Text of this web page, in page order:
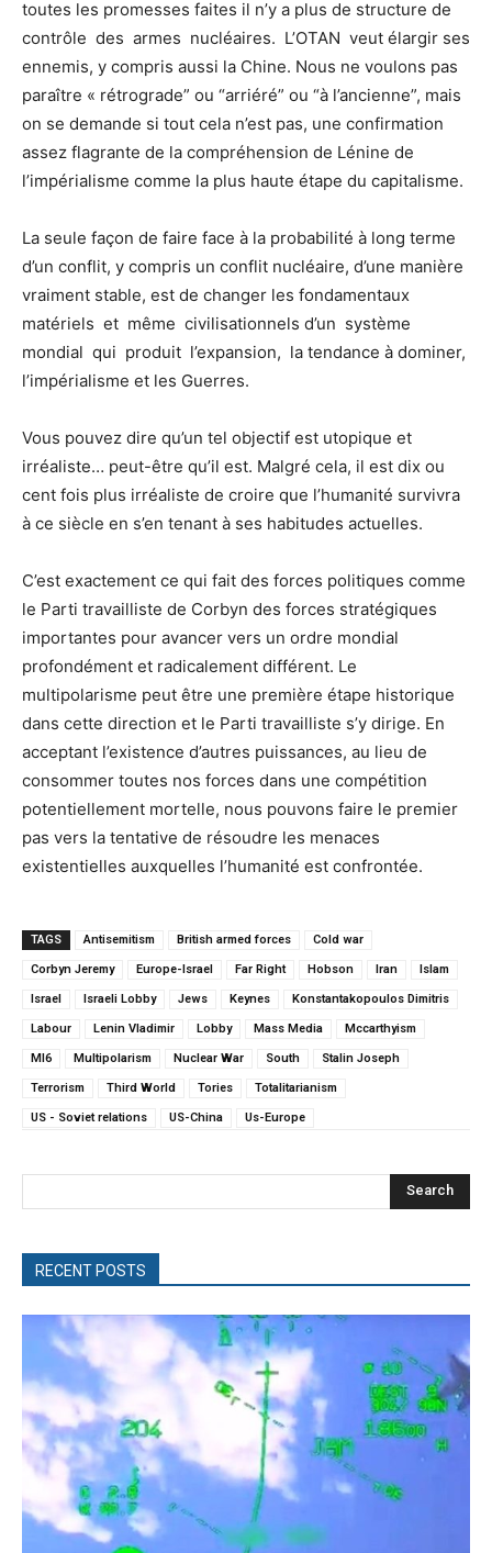
toutes les promesses faites il n’y a plus de structure de
contrôle des armes nucléaires. L’OTAN veut élargir ses
ennemis, y compris aussi la Chine. Nous ne voulons pas
paraître « rétrograde” ou “arriéré” ou “à l’ancienne”, mais
on se demande si tout cela n’est pas, une confirmation
assez flagrante de la compréhension de Lénine de
l’impérialisme comme la plus haute étape du capitalisme.
La seule façon de faire face à la probabilité à long terme
d’un conflit, y compris un conflit nucléaire, d’une manière
vraiment stable, est de changer les fondamentaux
matériels et même civilisationnels d’un système
mondial qui produit l’expansion, la tendance à dominer,
l’impérialisme et les Guerres.
Vous pouvez dire qu’un tel objectif est utopique et
irréaliste… peut-être qu’il est. Malgré cela, il est dix ou
cent fois plus irréaliste de croire que l’humanité survivra
à ce siècle en s’en tenant à ses habitudes actuelles.
C’est exactement ce qui fait des forces politiques comme
le Parti travailliste de Corbyn des forces stratégiques
importantes pour avancer vers un ordre mondial
profondément et radicalement différent. Le
multipolarisme peut être une première étape historique
dans cette direction et le Parti travailliste s’y dirige. En
acceptant l’existence d’autres puissances, au lieu de
consommer toutes nos forces dans une compétition
potentiellement mortelle, nous pouvons faire le premier
pas vers la tentative de résoudre les menaces
existentielles auxquelles l’humanité est confrontée.
TAGS Antisemitism British armed forces Cold war
Corbyn Jeremy Europe-Israel Far Right Hobson Iran Islam
Israel Israeli Lobby Jews Keynes Konstantakopoulos Dimitris
Labour Lenin Vladimir Lobby Mass Media Mccarthyism
MI6 Multipolarism Nuclear War South Stalin Joseph
Terrorism Third World Tories Totalitarianism
US - Soviet relations US-China Us-Europe
Search
RECENT POSTS